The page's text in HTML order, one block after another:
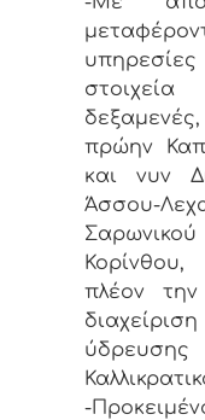
υπηρεσίες
πρώην
και νυν
Άσσου-
Σαρωνικού
πλέον
-